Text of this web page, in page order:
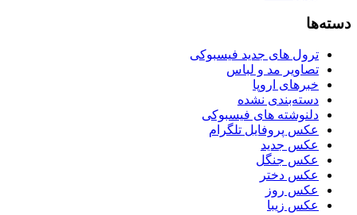
دسته‌ها
ترول های جدید فیسبوکی
تصاویر مد و لباس
خبرهای اروپا
دسته‌بندی نشده
دلنوشته های فیسبوکی
عکس پروفایل تلگرام
عکس جدید
عکس جنگل
عکس دختر
عکس روز
عکس زیبا